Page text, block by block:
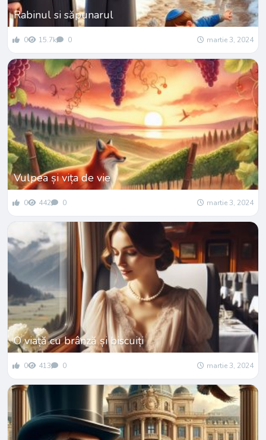
Rabinul si săpunarul
0 15.7k 0 martie 3, 2024
Vulpea și vița de vie
0 442 0 martie 3, 2024
O viață cu brânză și biscuiți
0 413 0 martie 3, 2024